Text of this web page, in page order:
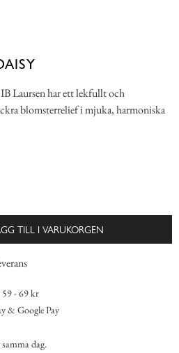
Laursen har ett lekfullt och
blomsterrelief i mjuka, harmoniska
TILL I VARUKORGEN
- 69 kr
& Google Pay
dag.